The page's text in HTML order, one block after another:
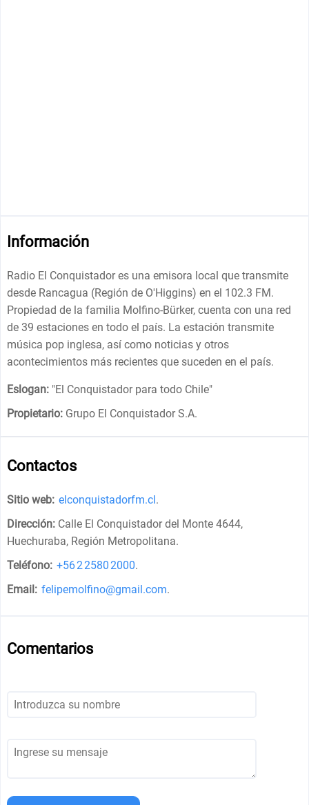
Información
Radio El Conquistador es una emisora ​​local que transmite
desde Rancagua (Región de O'Higgins) en el 102.3 FM.
Propiedad de la familia Molfino-Bürker, cuenta con una red
de 39 estaciones en todo el país. La estación transmite
música pop inglesa, así como noticias y otros
acontecimientos más recientes que suceden en el país.
Eslogan: "El Conquistador para todo Chile"
Propietario: Grupo El Conquistador S.A.
Contactos
Sitio web: elconquistadorfm.cl.
Dirección: Calle El Conquistador del Monte 4644,
Huechuraba, Región Metropolitana.
Teléfono: +56 2 2580 2000.
Email: felipemolfino@gmail.com.
Comentarios